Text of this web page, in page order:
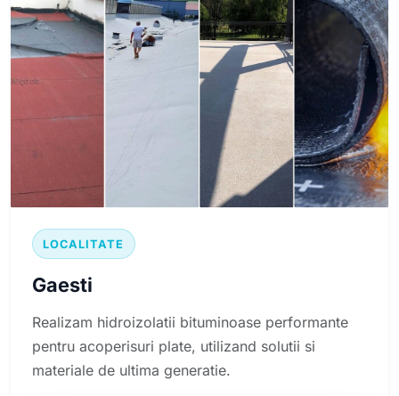
LOCALITATE
Gaesti
Realizam hidroizolatii bituminoase performante
pentru acoperisuri plate, utilizand solutii si
materiale de ultima generatie.